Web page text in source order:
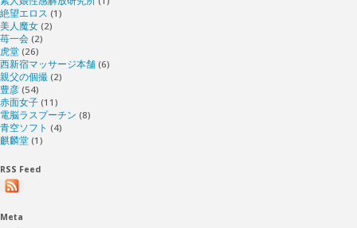
絶望エロス (1)
美人魔女 (2)
苺一会 (2)
虎堂 (26)
西新宿マッサージ本舗 (6)
親父の個撮 (2)
豊彦 (54)
赤面女子 (11)
電脳ラスプーチン (8)
青空ソフト (4)
麒麟堂 (1)
RSS Feed
Meta